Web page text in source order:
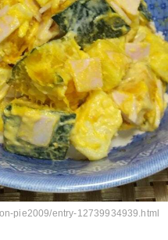
pie2009/entry-12739934939.html